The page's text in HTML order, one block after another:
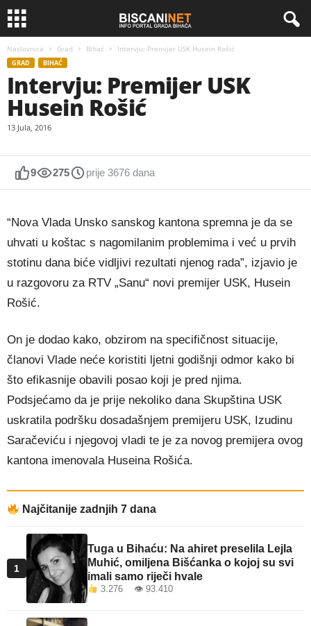
Naslovnica Grad Bihać Intervju: Premijer USK Husein Rošić
GRAD BIHAĆ
Intervju: Premijer USK
Husein Rošić
13 Jula, 2016
9 275 prije 3676 dana
“Nova Vlada Unsko sanskog kantona spremna je da se
uhvati u koštac s nagomilanim problemima i već u prvih
stotinu dana biće vidljivi rezultati njenog rada”, izjavio je
u razgovoru za RTV „Sanu“ novi premijer USK, Husein
Rošić.
On je dodao kako, obzirom na specifičnost situacije,
članovi Vlade neće koristiti ljetni godišnji odmor kako bi
što efikasnije obavili posao koji je pred njima.
Podsjećamo da je prije nekoliko dana Skupština USK
uskratila podršku dosadašnjem premijeru USK, Izudinu
Saračeviću i njegovoj vladi te je za novog premijera ovog
kantona imenovala Huseina Rošića.
Najčitanije zadnjih 7 dana
1
Tuga u Bihaću: Na ahiret preselila Lejla
Muhić, omiljena Bišćanka o kojoj su svi
imali samo riječi hvale
3.276 👁 93.410